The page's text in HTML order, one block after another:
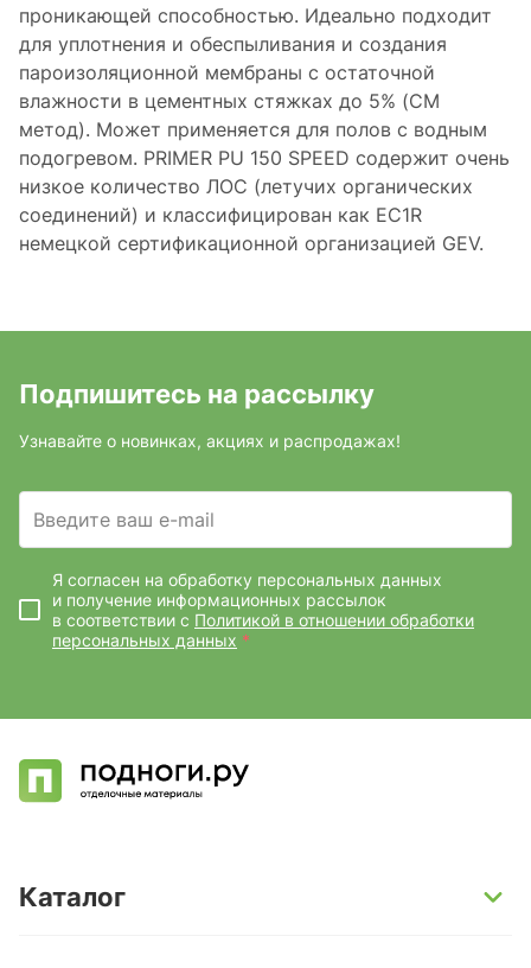
проникающей способностью. Идеально подходит
для уплотнения и обеспыливания и создания
пароизоляционной мембраны с остаточной
влажности в цементных стяжках до 5% (СМ
метод). Может применяется для полов с водным
подогревом. PRIMER PU 150 SPEED содержит очень
низкое количество ЛОС (летучих органических
соединений) и классифицирован как EC1R
немецкой сертификационной организацией GEV.
Подпишитесь на рассылку
Узнавайте о новинках, акциях и распродажах!
Введите ваш e-mail
Я согласен на обработку персональных данных
и получение информационных рассылок
в соответствии с Политикой в отношении обработки
персональных данных *
Каталог